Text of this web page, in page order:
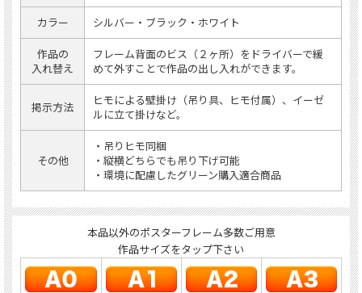
カラー シルバー・ブラック・ホワイト
作品の
入れ替え
フレーム背面のビス（２ヶ所）をドライバーで緩
めて外すことで作品の出し入れができます。
掲示方法
ヒモによる壁掛け（吊り具、ヒモ付属）、イーゼ
ルに立て掛けなど。
その他
・吊りヒモ同梱
・縦横どちらでも吊り下げ可能
・環境に配慮したグリーン購入適合商品
本品以外のポスターフレーム多数ご用意
作品サイズをタップ下さい